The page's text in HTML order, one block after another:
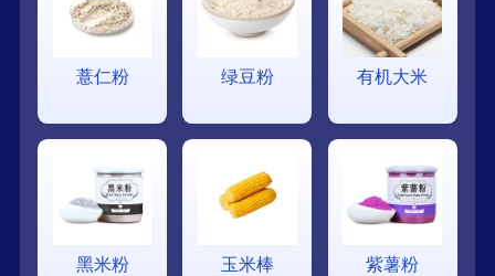
薏仁粉 绿豆粉 有机大米
黑米粉 玉米棒 紫薯粉